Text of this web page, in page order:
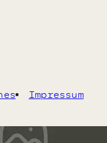
Impressum